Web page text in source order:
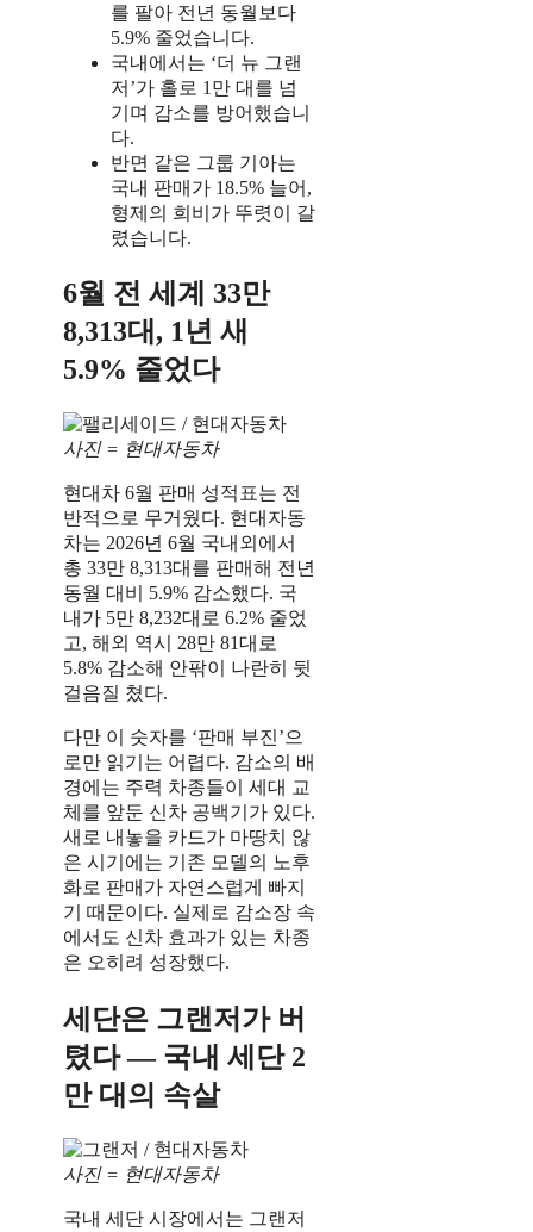
를 팔아 전년 동월보다
5.9% 줄었습니다.
국내에서는 ‘더 뉴 그랜
저’가 홀로 1만 대를 넘
기며 감소를 방어했습니
다.
반면 같은 그룹 기아는
국내 판매가 18.5% 늘어,
형제의 희비가 뚜렷이 갈
렸습니다.
6월 전 세계 33만
8,313대, 1년 새
5.9% 줄었다
사진 = 현대자동차
현대차 6월 판매 성적표는 전
반적으로 무거웠다. 현대자동
차는 2026년 6월 국내외에서
총 33만 8,313대를 판매해 전년
동월 대비 5.9% 감소했다. 국
내가 5만 8,232대로 6.2% 줄었
고, 해외 역시 28만 81대로
5.8% 감소해 안팎이 나란히 뒷
걸음질 쳤다.
다만 이 숫자를 ‘판매 부진’으
로만 읽기는 어렵다. 감소의 배
경에는 주력 차종들이 세대 교
체를 앞둔 신차 공백기가 있다.
새로 내놓을 카드가 마땅치 않
은 시기에는 기존 모델의 노후
화로 판매가 자연스럽게 빠지
기 때문이다. 실제로 감소장 속
에서도 신차 효과가 있는 차종
은 오히려 성장했다.
세단은 그랜저가 버
텼다 — 국내 세단 2
만 대의 속살
사진 = 현대자동차
국내 세단 시장에서는 그랜저